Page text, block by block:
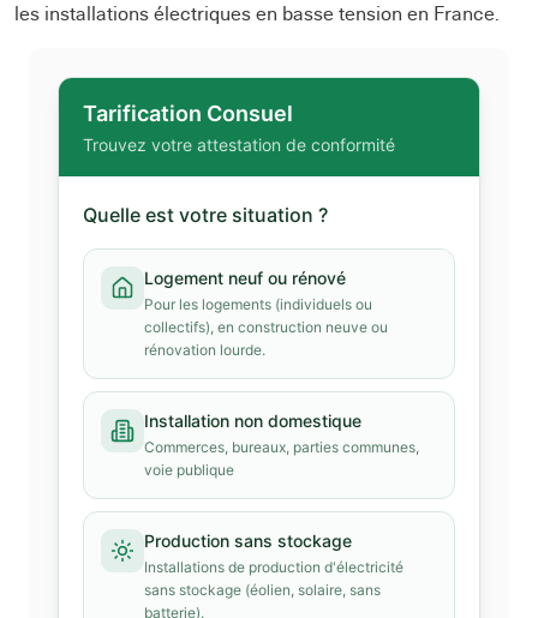
les installations électriques en basse tension en France.